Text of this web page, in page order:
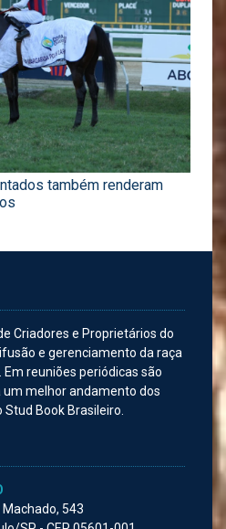
também renderam
Criadores e Proprietários do
e gerenciamento da raça
Em reuniões periódicas são
melhor andamento dos
Book Brasileiro.
543